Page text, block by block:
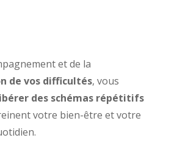
et de la
de vos difficultés, vous
des schémas répétitifs
votre bien-être et votre